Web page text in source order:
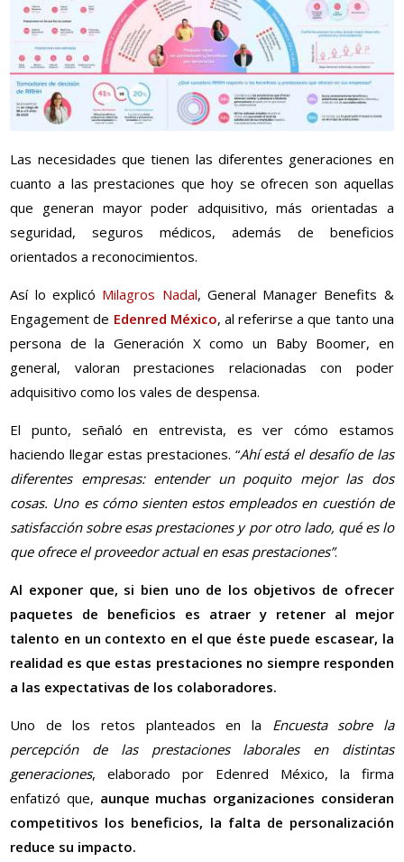
Las necesidades que tienen las diferentes generaciones en
cuanto a las prestaciones que hoy se ofrecen son aquellas
que generan mayor poder adquisitivo, más orientadas a
seguridad, seguros médicos, además de beneficios
orientados a reconocimientos.
Así lo explicó Milagros Nadal, General Manager Benefits &
Engagement de Edenred México, al referirse a que tanto una
persona de la Generación X como un Baby Boomer, en
general, valoran prestaciones relacionadas con poder
adquisitivo como los vales de despensa.
El punto, señaló en entrevista, es ver cómo estamos
haciendo llegar estas prestaciones. “Ahí está el desafío de las
diferentes empresas: entender un poquito mejor las dos
cosas. Uno es cómo sienten estos empleados en cuestión de
satisfacción sobre esas prestaciones y por otro lado, qué es lo
que ofrece el proveedor actual en esas prestaciones”.
Al exponer que, si bien uno de los objetivos de ofrecer
paquetes de beneficios es atraer y retener al mejor
talento en un contexto en el que éste puede escasear, la
realidad es que estas prestaciones no siempre responden
a las expectativas de los colaboradores.
Uno de los retos planteados en la Encuesta sobre la
percepción de las prestaciones laborales en distintas
generaciones, elaborado por Edenred México, la firma
enfatizó que, aunque muchas organizaciones consideran
competitivos los beneficios, la falta de personalización
reduce su impacto.